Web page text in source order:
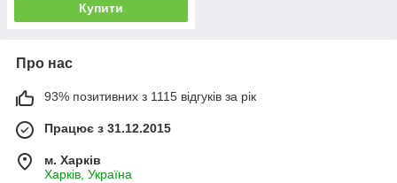
Купити
Про нас
93% позитивних з 1115 відгуків за рік
Працює з 31.12.2015
м. Харків
Харків, Україна